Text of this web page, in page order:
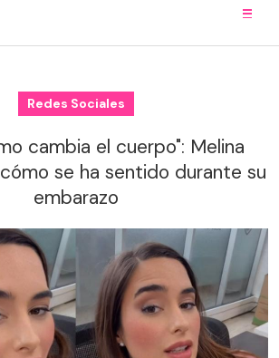
Redes Sociales
cambia el cuerpo": Melina
se ha sentido durante su
embarazo